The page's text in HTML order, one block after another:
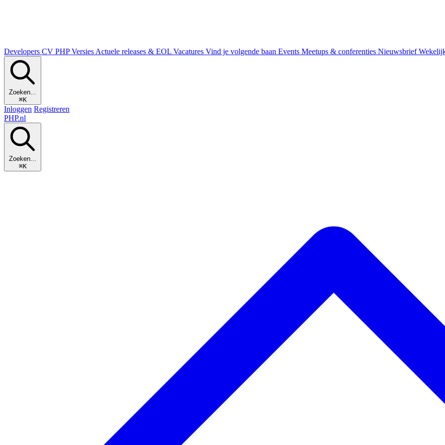
Developers CV PHP Versies Actuele releases & EOL Vacatures Vind je volgende baan Events Meetups & conferenties Nieuwsbrief
Zoeken...
⌘K
Inloggen Registreren
PHP.nl
Zoeken...
⌘K